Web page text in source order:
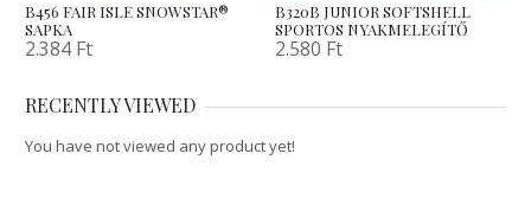
B456 FAIR ISLE SNOWSTAR®
SAPKA
2.384 Ft
B320B JUNIOR SOFTSHELL
SPORTOS NYAKMELEGÍTŐ
2.580 Ft
RECENTLY VIEWED
You have not viewed any product yet!